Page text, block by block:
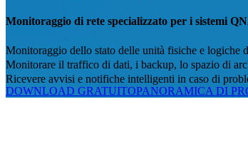
Monitoraggio di rete specializzato per i sistemi
Monitoraggio dello stato delle unità fisiche e logiche
Monitorare il traffico di dati, i backup, lo spazio di
Ricevere avvisi e notifiche intelligenti in caso di
DOWNLOAD GRATUITOPANORAMICA DI